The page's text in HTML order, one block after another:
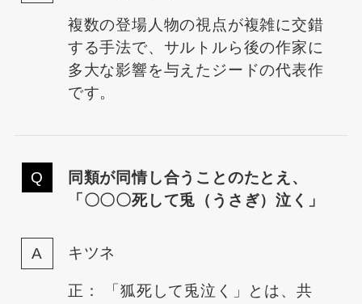
複数の登場人物の視点が複雑に交錯
する手法で、サルトルら後の作家に
多大な影響を与えたジードの代表作
です。
同類が同情し合うことのたとえ、
「〇〇〇死して兎（うさぎ）泣く」
キツネ
正： 「狐死して兎泣く」とは、共